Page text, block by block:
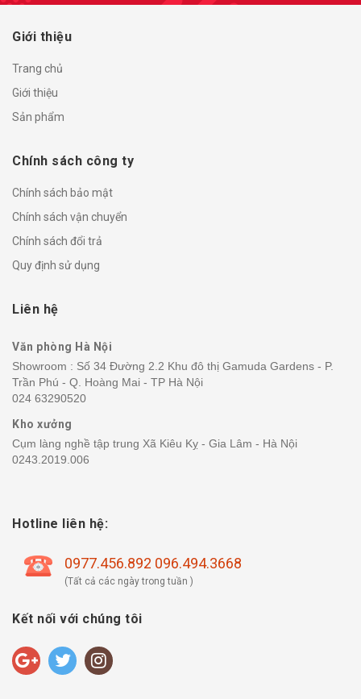
Giới thiệu
Trang chủ
Giới thiệu
Sản phẩm
Chính sách công ty
Chính sách bảo mật
Chính sách vận chuyển
Chính sách đổi trả
Quy định sử dụng
Liên hệ
Văn phòng Hà Nội
Showroom : Số 34 Đường 2.2 Khu đô thị Gamuda Gardens - P.
Trần Phú - Q. Hoàng Mai - TP Hà Nội
024 63290520
Kho xưởng
Cụm làng nghề tập trung Xã Kiêu Kỵ - Gia Lâm - Hà Nội
0243.2019.006
Hotline liên hệ:
0977.456.892 096.494.3668
(Tất cả các ngày trong tuần )
Kết nối với chúng tôi